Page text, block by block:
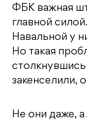
ФБК важная
главной
Навальной у
Но такая
закенселили,
Не они даже,